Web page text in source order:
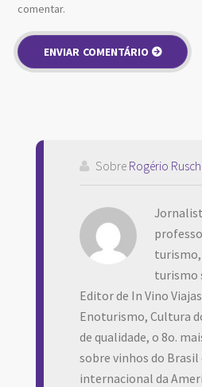
comentar.
Sobre Rogério
turismo
Editor de In Vino
Enoturismo, Cultura
de qualidade, o 8o.
sobre vinhos do Brasil
internacional da